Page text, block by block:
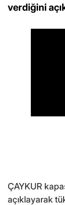
verdiğini
ÇAYKUR
açıklayarak